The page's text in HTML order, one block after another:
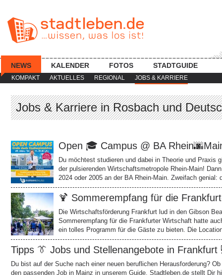
KOMPAKT AKTUELLES REGIONAL JOBS & KARRIERE
NEWS KALENDER FOTOS STADTGUIDE
Jobs & Karriere in Rosbach und
Open 🎓 Campus @ BA
Du möchtest studieren und dabei in Theorie und Praxis
der pulsierenden Wirtschaftsmetropole Rhein-Main!
2024 oder 2005 an der BA Rhein-Main. Zweifach genial:
🍹 Sommerempfang für die
Die Wirtschaftsförderung Frankfurt lud in den Gibson
Sommerempfang für die Frankfurter Wirtschaft hatte
ein tolles Programm für die Gäste zu bieten. Die
Tipps 👔 Jobs und Stellenangebote in Frankfurt
Du bist auf der Suche nach einer neuen beruflichen Herausforderung?
den passenden Job in Mainz in unserem Guide. Stadtleben.de stellt Dir